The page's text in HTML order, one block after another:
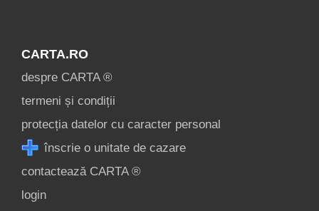
CARTA.RO
despre CARTA ®
termeni și condiții
protecția datelor cu caracter personal
înscrie o unitate de cazare
contactează CARTA ®
login